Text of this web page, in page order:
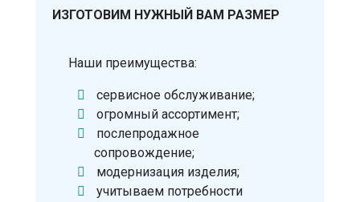
ИЗГОТОВИМ НУЖНЫЙ ВАМ РАЗМЕР
Наши преимущества:
сервисное обслуживание;
огромный ассортимент;
послепродажное
сопровождение;
модернизация изделия;
учитываем потребности